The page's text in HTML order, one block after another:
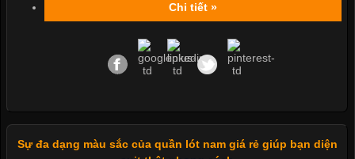
Chi tiết »
Sự đa dạng màu sắc của quần lót nam giá rẻ giúp bạn diện